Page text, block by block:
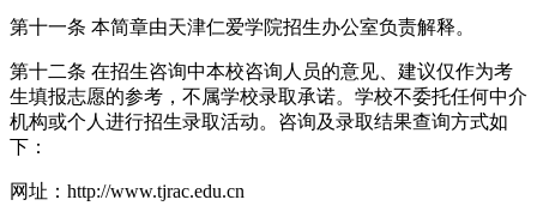
第十一条 本简章由天津仁爱学院招生办公室负责解释。
第十二条 在招生咨询中本校咨询人员的意见、建议仅作为考
生填报志愿的参考，不属学校录取承诺。学校不委托任何中介
机构或个人进行招生录取活动。咨询及录取结果查询方式如
下：
网址：http://www.tjrac.edu.cn